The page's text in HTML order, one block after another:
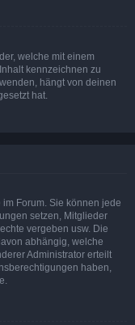
welche mit einem
kennzeichnen zu
hängt von deinen
hat.
Forum. Sie können jede
setzen, Mitglieder
vergeben usw. Die
abhängig, welche
Administrator erteilt
haben,